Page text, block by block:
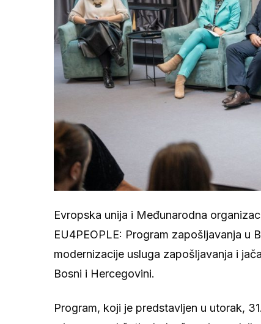
Evropska unija i Međunarodna
EU4PEOPLE: Program zapošljavanja u
modernizacije usluga zapošljavanja i
Bosni i Hercegovini.
Program, koji je predstavljen u utorak,